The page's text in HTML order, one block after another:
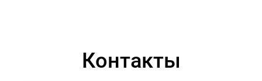
Контакты